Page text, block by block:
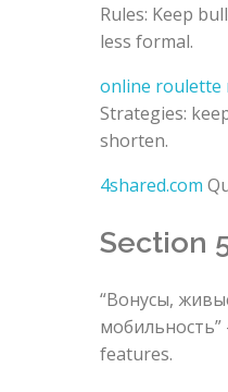
Rules: Keep
less formal.
online roulette
Strategies:
shorten.
4shared.com
Section
“Bонусы,
features.